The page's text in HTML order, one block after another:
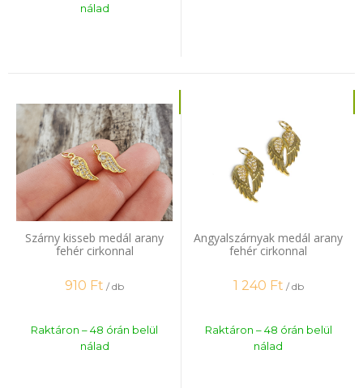
nálad
Szárny kisseb medál arany
fehér cirkonnal
910 Ft / db
Raktáron – 48 órán belül
nálad
Angyalszárnyak medál arany
fehér cirkonnal
1 240 Ft / db
Raktáron – 48 órán belül
nálad